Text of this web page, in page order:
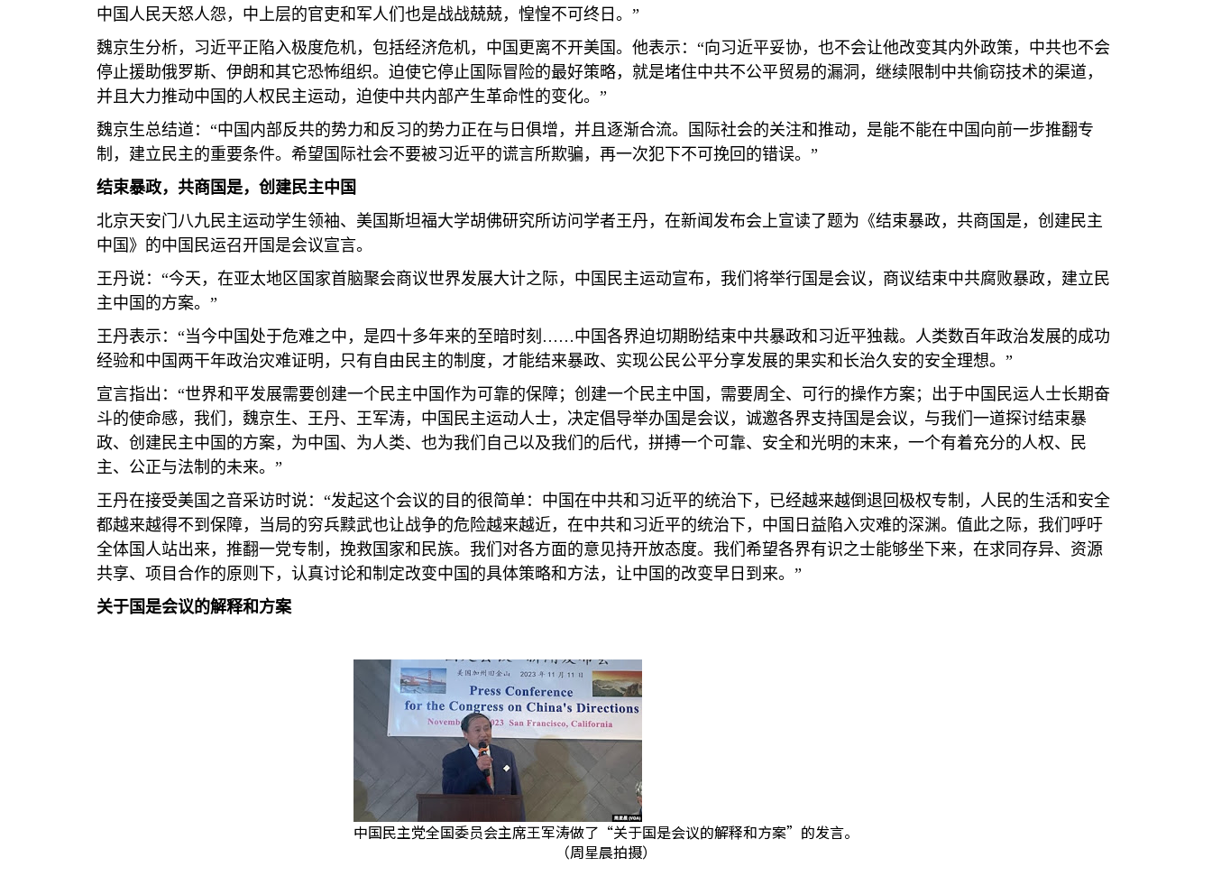
中国人民天怒人怨，中上层的官吏和军人们也是战战兢兢，惶惶不可终日。”
魏京生分析，习近平正陷入极度危机，包括经济危机，中国更离不开美国。他表示：“向习近平妥协，也不会让他改变其内外政策，中共也不会
停止援助俄罗斯、伊朗和其它恐怖组织。迫使它停止国际冒险的最好策略，就是堵住中共不公平贸易的漏洞，继续限制中共偷窃技术的渠道，
并且大力推动中国的人权民主运动，迫使中共内部产生革命性的变化。”
魏京生总结道：“中国内部反共的势力和反习的势力正在与日俱增，并且逐渐合流。国际社会的关注和推动，是能不能在中国向前一步推翻专
制，建立民主的重要条件。希望国际社会不要被习近平的谎言所欺骗，再一次犯下不可挽回的错误。”
结束暴政，共商国是，创建民主中国
北京天安门八九民主运动学生领袖、美国斯坦福大学胡佛研究所访问学者王丹，在新闻发布会上宣读了题为《结束暴政，共商国是，创建民主
中国》的中国民运召开国是会议宣言。
王丹说：“今天，在亚太地区国家首脑聚会商议世界发展大计之际，中国民主运动宣布，我们将举行国是会议，商议结束中共腐败暴政，建立民
主中国的方案。”
王丹表示：“当今中国处于危难之中，是四十多年来的至暗时刻……中国各界迫切期盼结束中共暴政和习近平独裁。人类数百年政治发展的成功
经验和中国两干年政治灾难证明，只有自由民主的制度，才能结来暴政、实现公民公平分享发展的果实和长治久安的安全理想。”
宣言指出：“世界和平发展需要创建一个民主中国作为可靠的保障；创建一个民主中国，需要周全、可行的操作方案；出于中国民运人士长期奋
斗的使命感，我们，魏京生、王丹、王军涛，中国民主运动人士，决定倡导举办国是会议，诚邀各界支持国是会议，与我们一道探讨结束暴
政、创建民主中国的方案，为中国、为人类、也为我们自己以及我们的后代，拼搏一个可靠、安全和光明的末来，一个有着充分的人权、民
主、公正与法制的未来。”
王丹在接受美国之音采访时说：“发起这个会议的目的很简单：中国在中共和习近平的统治下，已经越来越倒退回极权专制，人民的生活和安全
都越来越得不到保障，当局的穷兵黩武也让战争的危险越来越近，在中共和习近平的统治下，中国日益陷入灾难的深渊。值此之际，我们呼吁
全体国人站出来，推翻一党专制，挽救国家和民族。我们对各方面的意见持开放态度。我们希望各界有识之士能够坐下来，在求同存异、资源
共享、项目合作的原则下，认真讨论和制定改变中国的具体策略和方法，让中国的改变早日到来。”
关于国是会议的解释和方案
中国民主党全国委员会主席王军涛做了“关于国是会议的解释和方案”的发言。
（周星晨拍摄）